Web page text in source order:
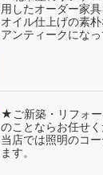
用したオーダー家
オイル仕上げの素
アンティークになっ
★ご新築・リフォ
のことならお任せく
当店では照明のコ
ます。